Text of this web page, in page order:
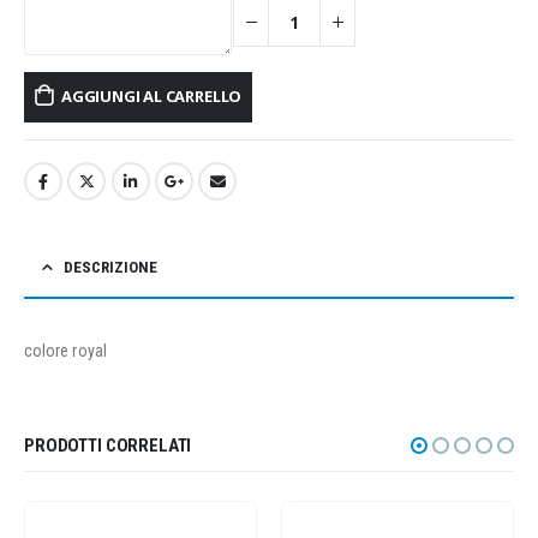
AGGIUNGI AL CARRELLO
DESCRIZIONE
colore royal
PRODOTTI CORRELATI